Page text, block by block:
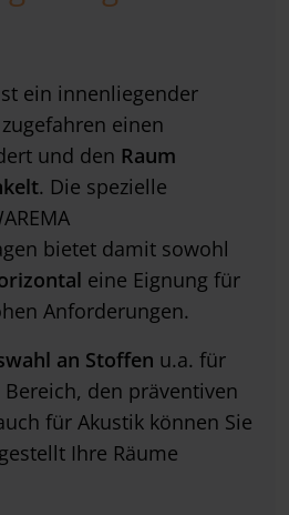
ein innenliegender
einen
und den Raum
. Die spezielle
bietet damit sowohl
eine Eignung für
Anforderungen.
an Stoffen u.a. für
den präventiven
für Akustik können Sie
Ihre Räume